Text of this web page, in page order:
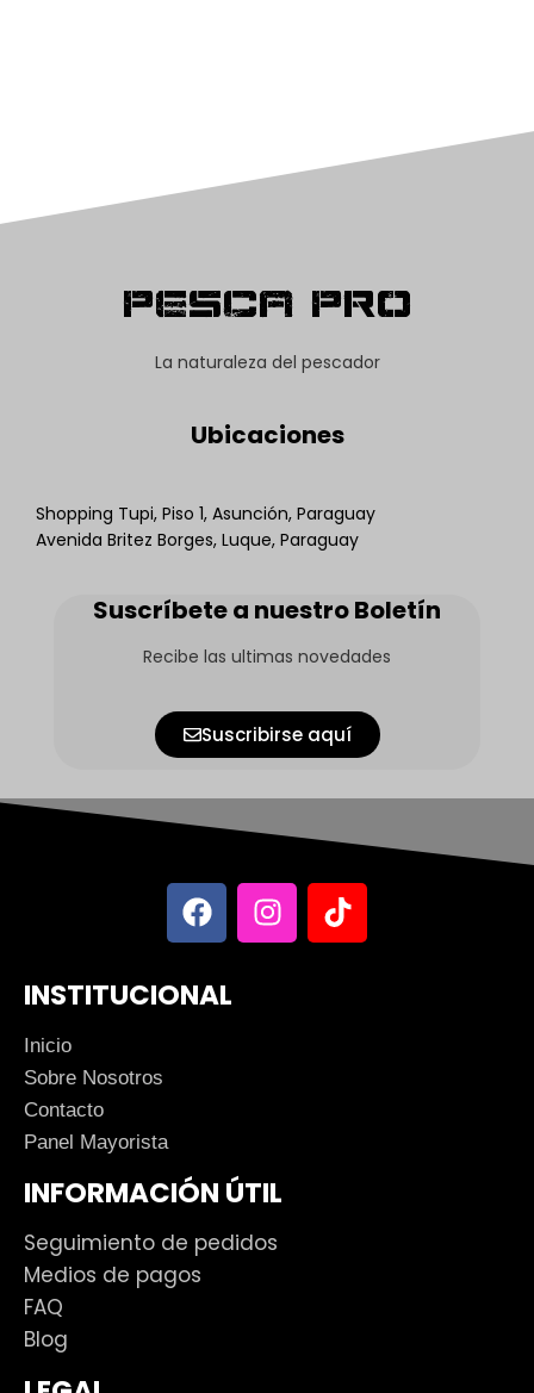
Pesca Pro
La naturaleza del pescador
Ubicaciones
Shopping Tupi, Piso 1, Asunción, Paraguay
Avenida Britez Borges, Luque, Paraguay
Suscríbete a nuestro Boletín
Recibe las ultimas novedades
Suscribirse aquí
INSTITUCIONAL
Inicio
Sobre Nosotros
Contacto
Panel Mayorista
INFORMACIÓN ÚTIL
Seguimiento de pedidos
Medios de pagos
FAQ
Blog